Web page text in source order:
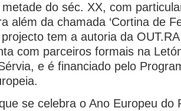
do séc. XX, com
além da chamada ‘Cortina de
tem a autoria da
com parceiros formais na
e é financiado pelo
se celebra o Ano Europeu do